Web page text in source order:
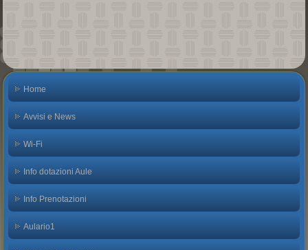
Home
Avvisi e News
Wi-Fi
Info dotazioni Aule
Info Prenotazioni
Aulario1